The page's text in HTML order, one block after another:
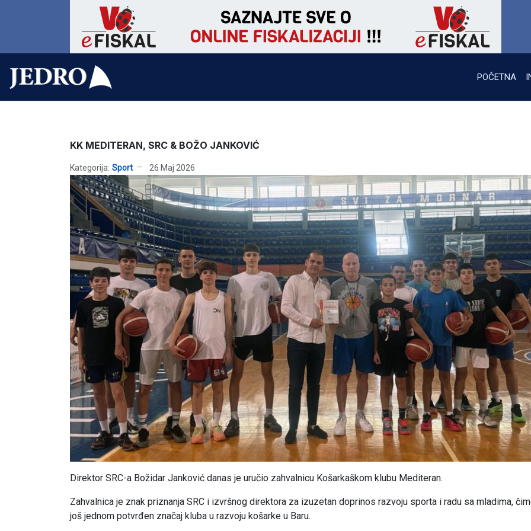
POČETNA
KK MEDITERAN, SRC & BOŽO JANKOVIĆ
Kategorija: Sport 26 Maj 2026
Direktor SRC-a Božidar Janković danas je uručio zahvalnicu Košarkaškom klubu Mediteran.
Zahvalnica je znak priznanja SRC i izvršnog direktora za izuzetan doprinos razvoju sporta i radu sa mladima,
još jednom potvrđen značaj kluba u razvoju košarke u Baru.